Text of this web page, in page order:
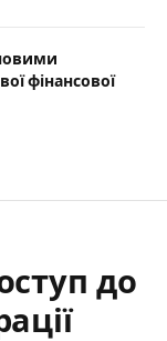
фінансової
до